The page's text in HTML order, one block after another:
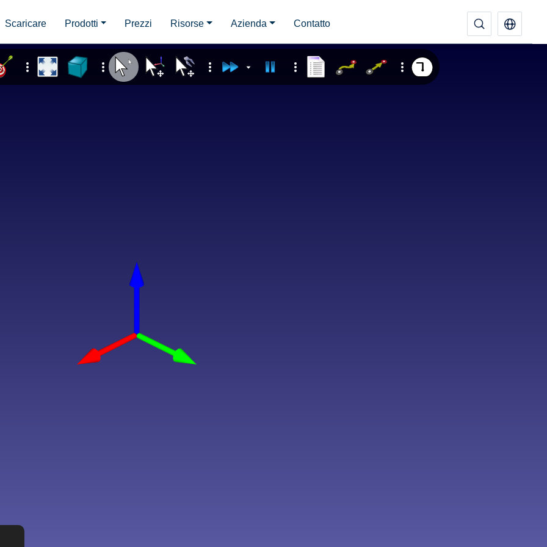
Scaricare Prodotti Prezzi Risorse Azienda Contatto